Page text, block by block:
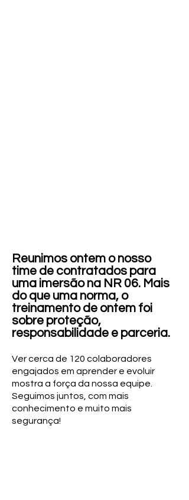
Reunimos ontem o nosso
time de contratados para
uma imersão na NR 06. Mais
do que uma norma, o
treinamento de ontem foi
sobre proteção,
responsabilidade e parceria.
Ver cerca de 120 colaboradores
engajados em aprender e evoluir
mostra a força da nossa equipe.
Seguimos juntos, com mais
conhecimento e muito mais
segurança!